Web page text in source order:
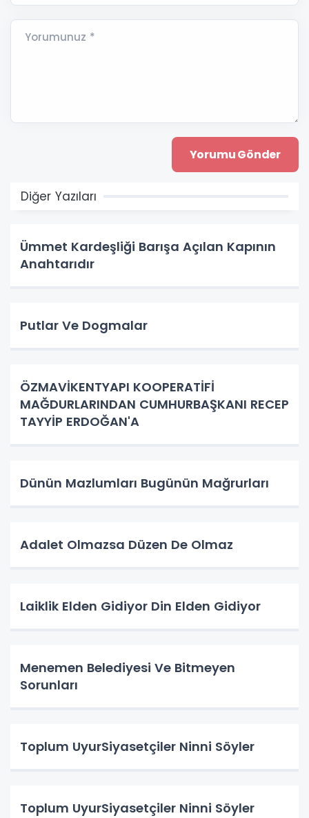
Yorumunuz *
Diğer Yazıları
Ümmet Kardeşliği Barışa Açılan Kapının
Anahtarıdır
Putlar Ve Dogmalar
ÖZMAVİKENTYAPI KOOPERATİFİ
MAĞDURLARINDAN CUMHURBAŞKANI RECEP
TAYYİP ERDOĞAN'A
Dünün Mazlumları Bugünün Mağrurları
Adalet Olmazsa Düzen De Olmaz
Laiklik Elden Gidiyor Din Elden Gidiyor
Menemen Belediyesi Ve Bitmeyen
Sorunları
Toplum UyurSiyasetçiler Ninni Söyler
Toplum UyurSiyasetçiler Ninni Söyler